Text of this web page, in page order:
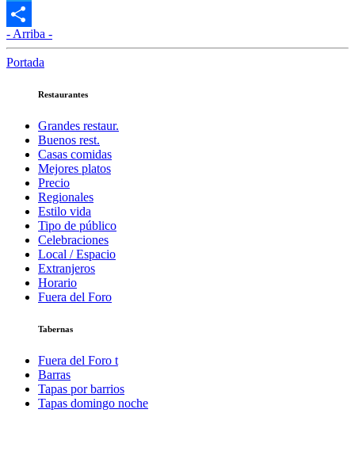
Twitter
Compartir
- Arriba -
Portada
Restaurantes
Grandes restaur.
Buenos rest.
Casas comidas
Mejores platos
Precio
Regionales
Estilo vida
Tipo de público
Celebraciones
Local / Espacio
Extranjeros
Horario
Fuera del Foro
Tabernas
Fuera del Foro t
Barras
Tapas por barrios
Tapas domingo noche